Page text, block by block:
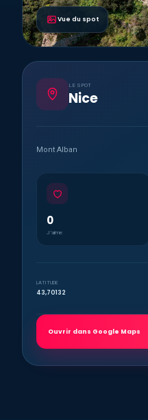
Vue du spot
LE SPOT
Nice
Mont Alban
0
J’aime
LATITUDE
43,70132
Ouvrir dans Google Maps